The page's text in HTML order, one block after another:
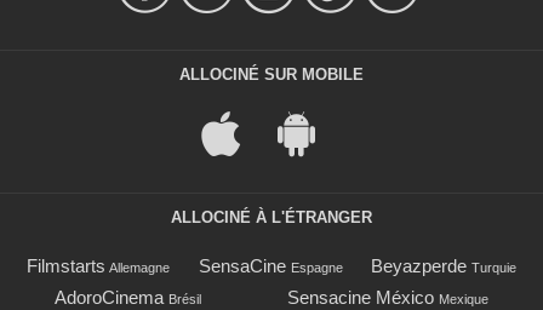
ALLOCINÉ SUR MOBILE
ALLOCINÉ À L'ÉTRANGER
Filmstarts Allemagne SensaCine Espagne Beyazperde Turquie
AdoroCinema Brésil Sensacine México Mexique